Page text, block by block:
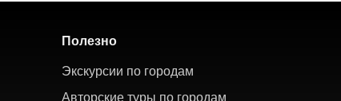
Полезно
Экскурсии по городам
Авторские туры по городам